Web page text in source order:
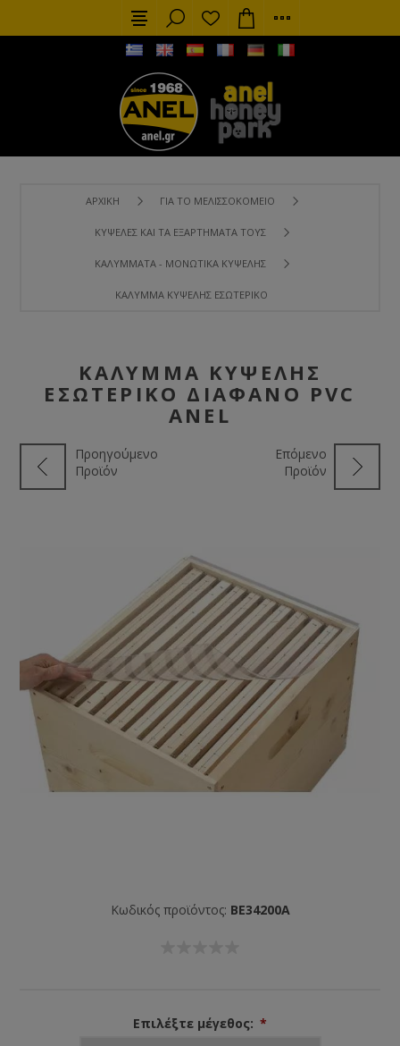
ΑΡΧΙΚΉ ΓΙΑ ΤΟ ΜΕΛΙΣΣΟΚΟΜΕΊΟ
ΚΥΨΈΛΕΣ ΚΑΙ ΤΑ ΕΞΑΡΤΉΜΑΤΑ ΤΟΥΣ
ΚΑΛΎΜΜΑΤΑ - ΜΟΝΩΤΙΚΆ ΚΥΨΈΛΗΣ
ΚΆΛΥΜΜΑ ΚΥΨΈΛΗΣ ΕΣΩΤΕΡΙΚΌ ΔΙΆΦΑΝΟ PVC ANEL
ΚΆΛΥΜΜΑ ΚΥΨΈΛΗΣ
ΕΣΩΤΕΡΙΚΌ ΔΙΆΦΑΝΟ PVC
ANEL
Προηγούμενο
Προϊόν
Επόμενο
Προϊόν
Κωδικός προϊόντος: BE34200A
Επιλέξτε μέγεθος: *